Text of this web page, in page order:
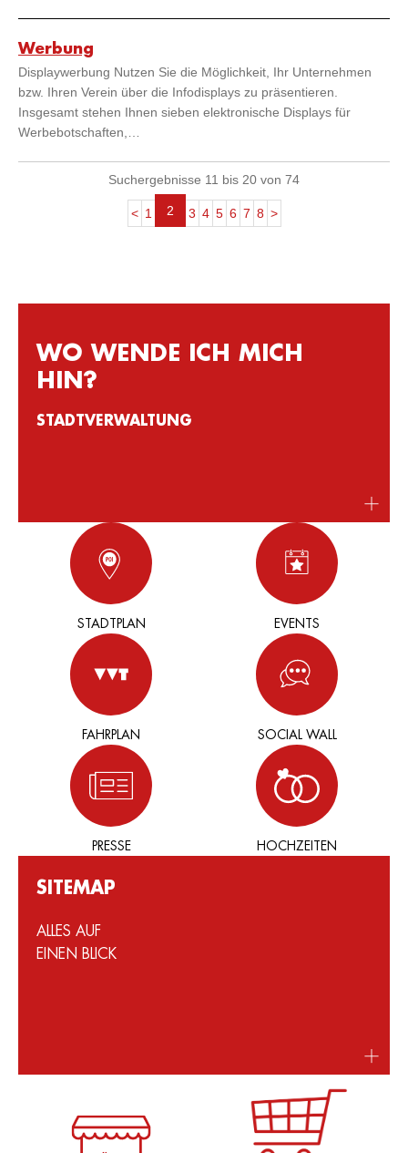
Werbung
Displaywerbung Nutzen Sie die Möglichkeit, Ihr Unternehmen
bzw. Ihren Verein über die Infodisplays zu präsentieren.
Insgesamt stehen Ihnen sieben elektronische Displays für
Werbebotschaften,…
Suchergebnisse 11 bis 20 von 74
< 1 2 3 4 5 6 7 8 >
WO WENDE ICH MICH
HIN?
STADTVERWALTUNG
STADTPLAN EVENTS
FAHRPLAN SOCIAL WALL
PRESSE HOCHZEITEN
SITEMAP
ALLES AUF
EINEN BLICK